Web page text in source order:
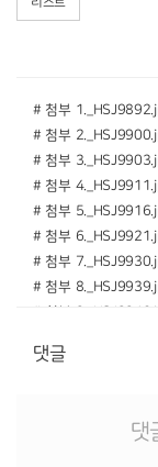
# 첨부
# 첨부
# 첨부
# 첨부
# 첨부
# 첨부
# 첨부
# 첨부
# 첨부
# 첨부
댓글
댓